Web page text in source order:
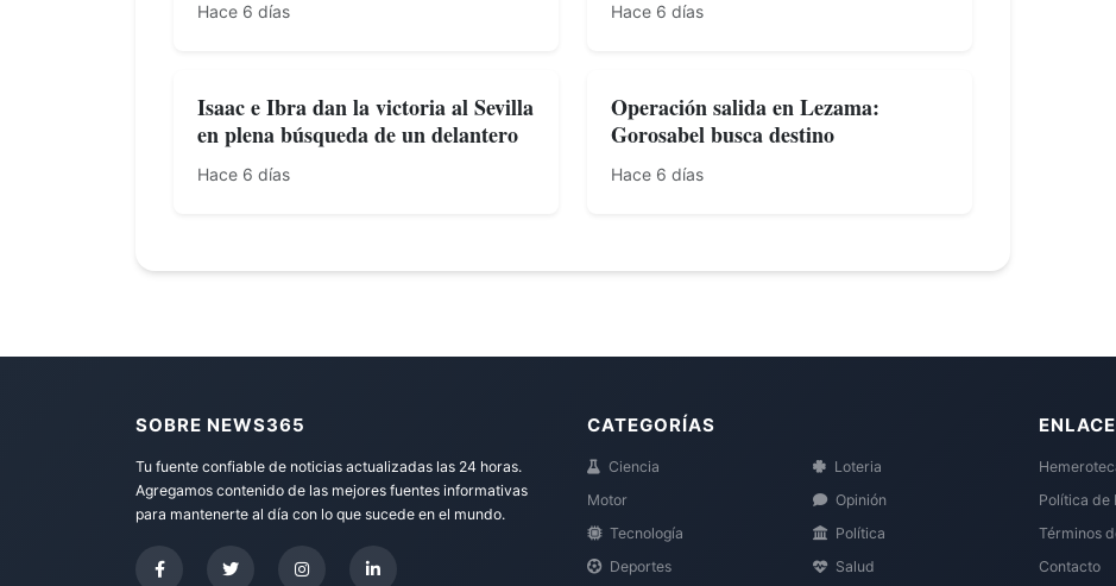
Hace 6 días Hace 6 días
Isaac e Ibra dan la victoria al Sevilla
en plena búsqueda de un delantero
Hace 6 días
Operación salida en Lezama:
Gorosabel busca destino
Hace 6 días
SOBRE NEWS365
Tu fuente confiable de noticias actualizadas las 24 horas.
Agregamos contenido de las mejores fuentes informativas
para mantenerte al día con lo que sucede en el mundo.
CATEGORÍAS
Ciencia
Motor
Tecnología
Deportes
Loteria
Opinión
Política
Salud
Política de
Términos
Contacto